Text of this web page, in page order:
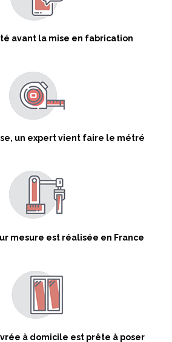
avant la mise en fabrication
un expert vient faire le métré
mesure est réalisée en France
à domicile est prête à poser